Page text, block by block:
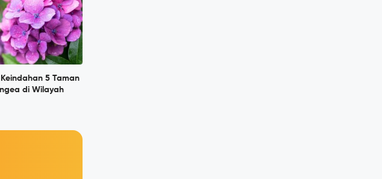
5 Taman
di Wilayah